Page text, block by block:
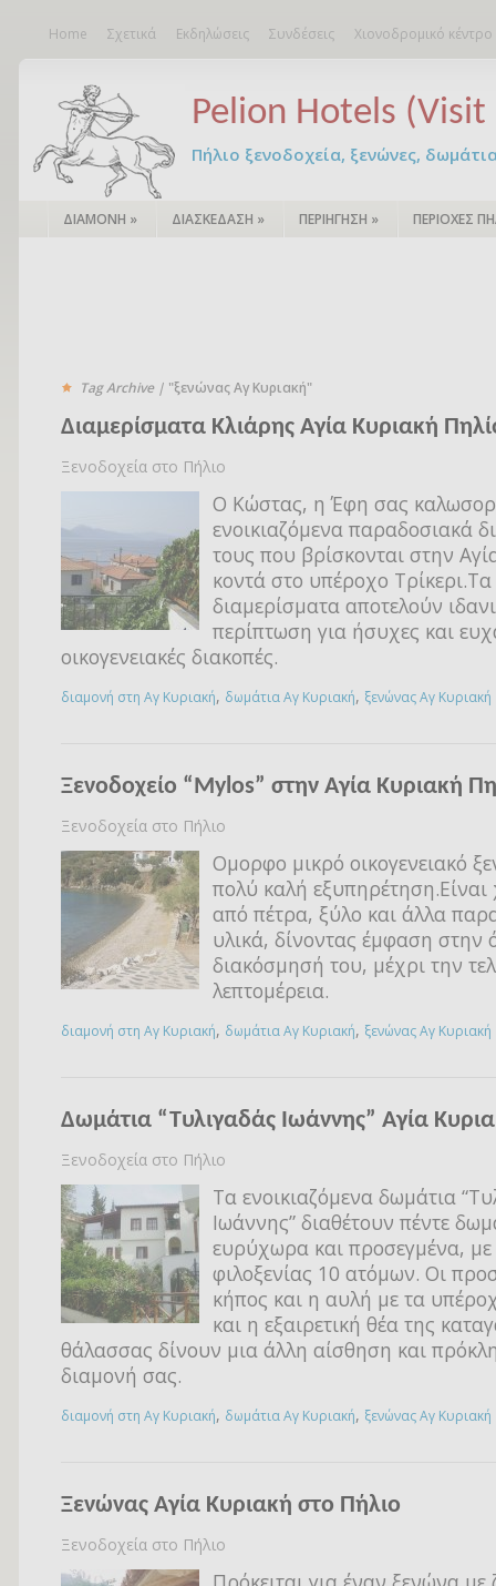
Home Σχετικά Εκδηλώσεις Συνδέσεις Χιονοδρομικό
Pelion Hotels (Visit
Πήλιο ξενοδοχεία, ξενώνες,
ΔΙΑΜΟΝΗ » ΔΙΑΣΚΕΔΑΣΗ » ΠΕΡΙΗΓΗΣΗ » ΠΕΡΙΟΧΕΣ
Tag Archive | "ξενώνας Αγ Κυριακή"
Διαμερίσματα Κλιάρης Αγία Κυριακή
Ξενοδοχεία στο Πήλιο
Ο Κώστας, η Έφη σας
ενοικιαζόμενα παραδοσιακά
τους που βρίσκονται στην
κοντά στο υπέροχο Τρίκερι.Τα
διαμερίσματα αποτελούν
περίπτωση για ήσυχες και
οικογενειακές διακοπές.
διαμονή στη Αγ Κυριακή, δωμάτια Αγ Κυριακή, ξενώνας Αγ Κυριακή
Ξενοδοχείο “Mylos” στην Αγία Κυριακή
Ξενοδοχεία στο Πήλιο
Ομορφο μικρό οικογενειακό
πολύ καλή εξυπηρέτηση.Είναι
από πέτρα, ξύλο και άλλα
υλικά, δίνοντας έμφαση στην
διακόσμησή του, μέχρι την
λεπτομέρεια.
διαμονή στη Αγ Κυριακή, δωμάτια Αγ Κυριακή, ξενώνας Αγ Κυριακή
Δωμάτια “Τυλιγαδάς Ιωάννης” Αγία
Ξενοδοχεία στο Πήλιο
Τα ενοικιαζόμενα δωμάτια
Ιωάννης” διαθέτουν πέντε
ευρύχωρα και προσεγμένα,
φιλοξενίας 10 ατόμων. Οι
κήπος και η αυλή με τα
και η εξαιρετική θέα της
θάλασσας δίνουν μια άλλη αίσθηση και
διαμονή σας.
διαμονή στη Αγ Κυριακή, δωμάτια Αγ Κυριακή, ξενώνας Αγ Κυριακή
Ξενώνας Αγία Κυριακή στο Πήλιο
Ξενοδοχεία στο Πήλιο